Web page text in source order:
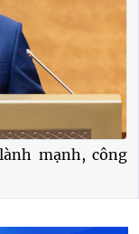
mạnh, công